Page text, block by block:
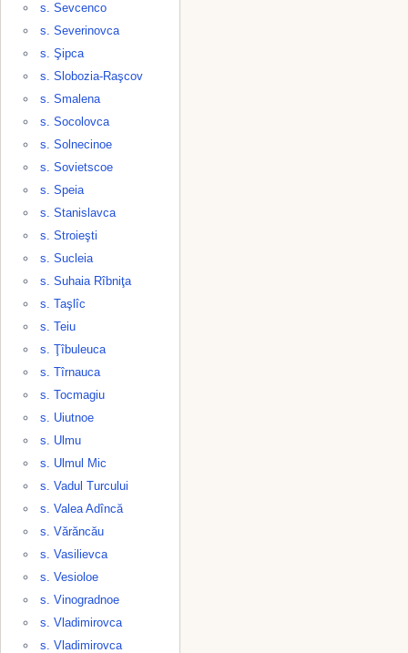
s. Sevcenco
s. Severinovca
s. Şipca
s. Slobozia-Raşcov
s. Smalena
s. Socolovca
s. Solnecinoe
s. Sovietscoe
s. Speia
s. Stanislavca
s. Stroieşti
s. Sucleia
s. Suhaia Rîbniţa
s. Taşlîc
s. Teiu
s. Ţîbuleuca
s. Tîrnauca
s. Tocmagiu
s. Uiutnoe
s. Ulmu
s. Ulmul Mic
s. Vadul Turcului
s. Valea Adîncă
s. Vărăncău
s. Vasilievca
s. Vesioloe
s. Vinogradnoe
s. Vladimirovca
s. Vladimirovca